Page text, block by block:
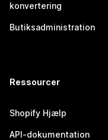
konvertering
Butiksadministration
Ressourcer
Shopify Hjælp
API-dokumentation